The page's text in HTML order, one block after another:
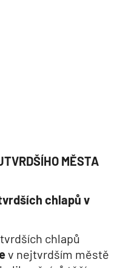
MĚSTA
chlapů v
chlapů
v nejtvrdším městě